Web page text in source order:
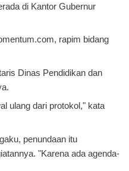
di Kantor Gubernur
rapim bidang
Dinas Pendidikan dan
ulang dari protokol," kata
penundaan itu
"Karena ada agenda-